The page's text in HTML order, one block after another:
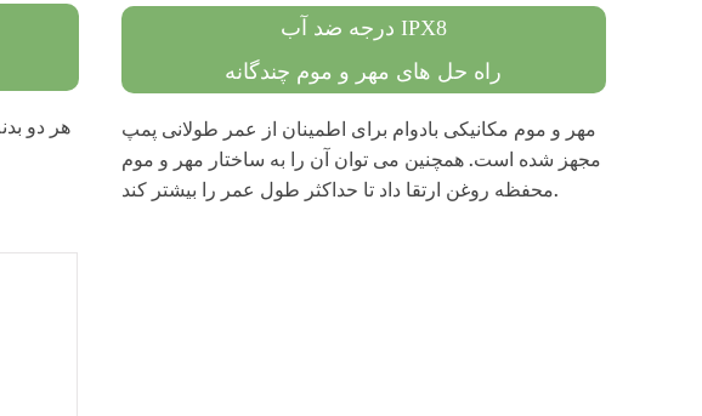
هر دو
درجه ضد آب IPX8
راه حل های مهر و موم چندگانه
مهر و موم مکانیکی بادوام برای اطمینان از عمر طولانی پمپ
مجهز شده است. همچنین می توان آن را به ساختار مهر و موم
محفظه روغن ارتقا داد تا حداکثر طول عمر را بیشتر کند.